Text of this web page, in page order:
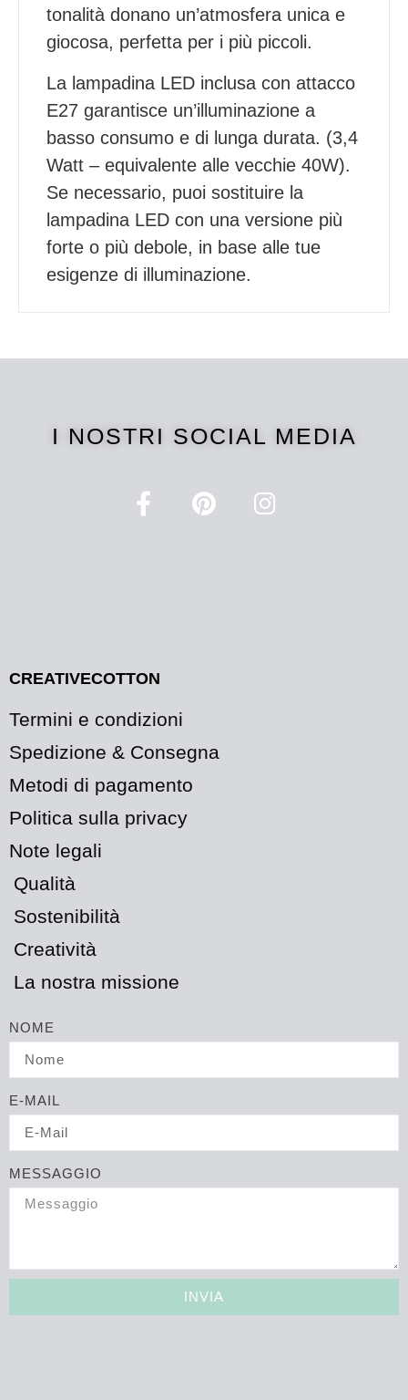
tonalità donano un’atmosfera unica e
giocosa, perfetta per i più piccoli.
La lampadina LED inclusa con attacco
E27 garantisce un’illuminazione a
basso consumo e di lunga durata. (3,4
Watt – equivalente alle vecchie 40W).
Se necessario, puoi sostituire la
lampadina LED con una versione più
forte o più debole, in base alle tue
esigenze di illuminazione.
I NOSTRI SOCIAL MEDIA
CREATIVECOTTON
Termini e condizioni
Spedizione & Consegna
Metodi di pagamento
Politica sulla privacy
Note legali
Qualità
Sostenibilità
Creatività
La nostra missione
NOME
E-MAIL
MESSAGGIO
INVIA